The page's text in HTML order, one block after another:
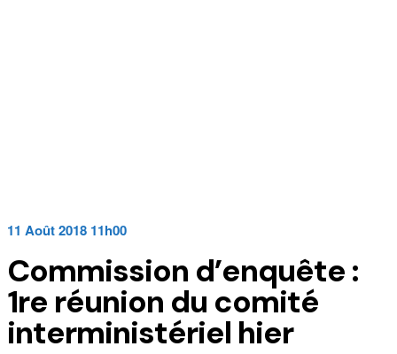
11 Août 2018 11h00
Commission d’enquête :
1re réunion du comité
interministériel hier